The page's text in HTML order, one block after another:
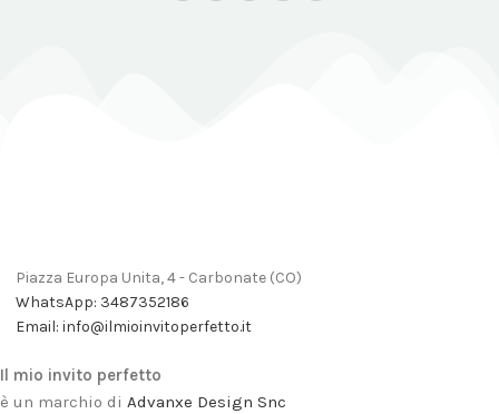
Piazza Europa Unita, 4 - Carbonate (CO)
WhatsApp: 3487352186
Email: info@ilmioinvitoperfetto.it
Il mio invito perfetto
è un marchio di Advanxe Design Snc